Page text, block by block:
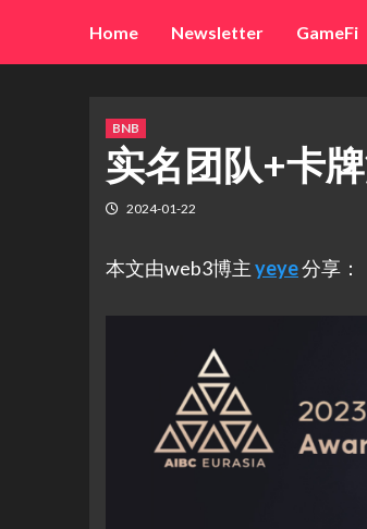
content
Home Newsletter GameFi
BNB
实名团队+卡
2024-01-22
本文由web3博主yeye分享：